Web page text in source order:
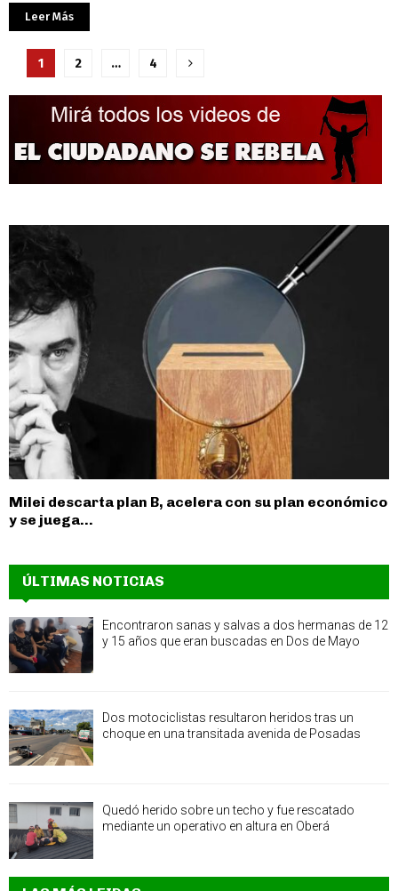
Leer Más
Paginación
de
entradas
1 2 … 4
Milei descarta plan B, acelera con su plan económico
y se juega...
ÚLTIMAS NOTICIAS
Encontraron sanas y salvas a dos hermanas de 12
y 15 años que eran buscadas en Dos de Mayo
Dos motociclistas resultaron heridos tras un
choque en una transitada avenida de Posadas
Quedó herido sobre un techo y fue rescatado
mediante un operativo en altura en Oberá